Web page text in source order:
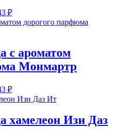
₽
с ароматом
Монмартр
₽
хамелеон Изи Даз